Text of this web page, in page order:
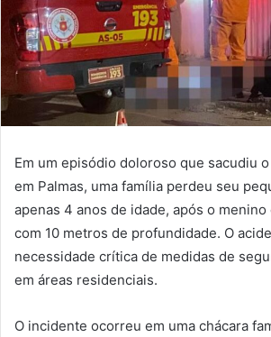
Em um episódio doloroso que sacudiu
em Palmas, uma família perdeu seu
apenas 4 anos de idade, após o
com 10 metros de profundidade. O
necessidade crítica de medidas de
em áreas residenciais.
O incidente ocorreu em uma chácara